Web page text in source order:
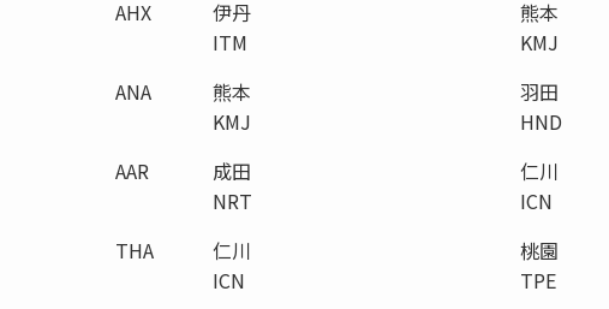
AHX
伊丹
ITM
熊本
KMJ
ANA
熊本
KMJ
羽田
HND
AAR
成田
NRT
仁川
ICN
THA
仁川
ICN
桃園
TPE